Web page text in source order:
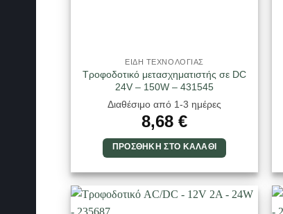
ΕΙΔΗ ΤΕΧΝΟΛΟΓΙΑΣ
Τροφοδοτικό μετασχηματιστής σε DC
24V – 150W – 431545
Διαθέσιμο από 1-3 ημέρες
8,68 €
ΠΡΟΣΘΉΚΗ ΣΤΟ ΚΑΛΆΘΙ